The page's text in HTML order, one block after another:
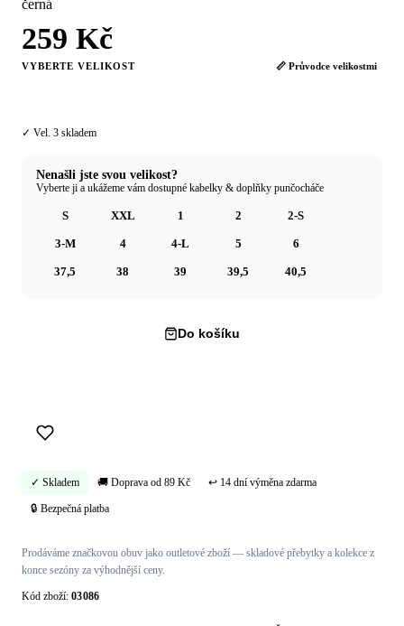
černá
259 Kč
VYBERTE VELIKOST 📏 Průvodce velikostmi
✓ Vel. 3 skladem
Nenašli jste svou velikost?
Vyberte ji a ukážeme vám dostupné kabelky & doplňky punčocháče
S XXL 1 2 2-S
3-M 4 4-L 5 6
37,5 38 39 39,5 40,5
Do košíku
✓ Skladem 🚚 Doprava od 89 Kč ↩ 14 dní výměna zdarma
🔒 Bezpečná platba
Prodáváme značkovou obuv jako outletové zboží — skladové přebytky a kolekce z
konce sezóny za výhodnější ceny.
Kód zboží: 03086